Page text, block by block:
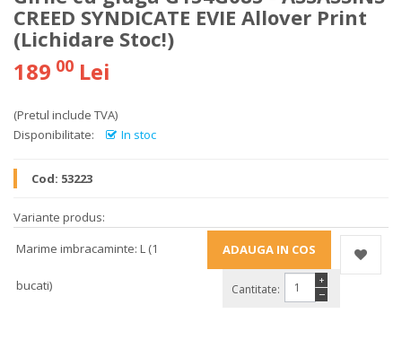
CREED SYNDICATE EVIE Allover Print
(Lichidare Stoc!)
189 00 Lei
(Pretul include TVA)
Disponibilitate:
In stoc
Cod: 53223
Variante produs:
Marime imbracaminte: L (1
bucati) Cantitate: −
+